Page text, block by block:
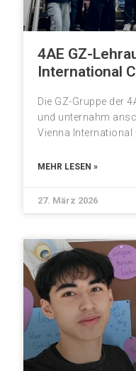
4AE GZ-
International
Die GZ-Gruppe der
und unternahm
Vienna International
MEHR LESEN »
27. März 2026